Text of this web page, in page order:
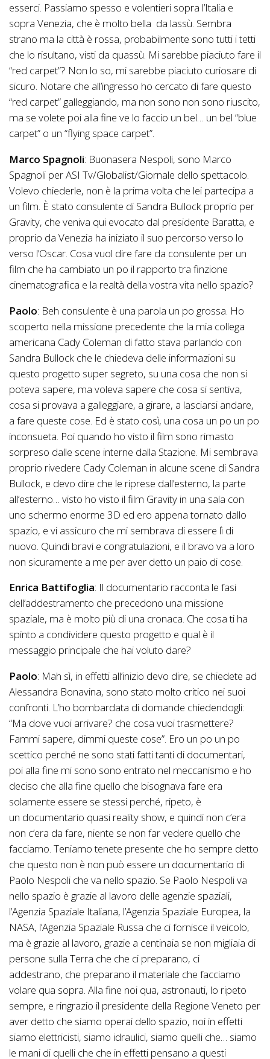
esserci. Passiamo spesso e volentieri sopra l’Italia e
sopra Venezia, che è molto bella da lassù. Sembra
strano ma la città è rossa, probabilmente sono tutti i tetti
che lo risultano, visti da quassù. Mi sarebbe piaciuto fare il
“red carpet”? Non lo so, mi sarebbe piaciuto curiosare di
sicuro. Notare che all’ingresso ho cercato di fare questo
“red carpet” galleggiando, ma non sono non sono riuscito,
ma se volete poi alla fine ve lo faccio un bel… un bel “blue
carpet” o un “flying space carpet”.
Marco Spagnoli: Buonasera Nespoli, sono Marco
Spagnoli per ASI Tv/Globalist/Giornale dello spettacolo.
Volevo chiederle, non è la prima volta che lei partecipa a
un film. È stato consulente di Sandra Bullock proprio per
Gravity, che veniva qui evocato dal presidente Baratta, e
proprio da Venezia ha iniziato il suo percorso verso lo
verso l’Oscar. Cosa vuol dire fare da consulente per un
film che ha cambiato un po il rapporto tra finzione
cinematografica e la realtà della vostra vita nello spazio?
Paolo: Beh consulente è una parola un po grossa. Ho
scoperto nella missione precedente che la mia collega
americana Cady Coleman di fatto stava parlando con
Sandra Bullock che le chiedeva delle informazioni su
questo progetto super segreto, su una cosa che non si
poteva sapere, ma voleva sapere che cosa si sentiva,
cosa si provava a galleggiare, a girare, a lasciarsi andare,
a fare queste cose. Ed è stato così, una cosa un po un po
inconsueta. Poi quando ho visto il film sono rimasto
sorpreso dalle scene interne dalla Stazione. Mi sembrava
proprio rivedere Cady Coleman in alcune scene di Sandra
Bullock, e devo dire che le riprese dall’esterno, la parte
all’esterno… visto ho visto il film Gravity in una sala con
uno schermo enorme 3D ed ero appena tornato dallo
spazio, e vi assicuro che mi sembrava di essere lì di
nuovo. Quindi bravi e congratulazioni, e il bravo va a loro
non sicuramente a me per aver detto un paio di cose.
Enrica Battifoglia: Il documentario racconta le fasi
dell’addestramento che precedono una missione
spaziale, ma è molto più di una cronaca. Che cosa ti ha
spinto a condividere questo progetto e qual è il
messaggio principale che hai voluto dare?
Paolo: Mah sì, in effetti all’inizio devo dire, se chiedete ad
Alessandra Bonavina, sono stato molto critico nei suoi
confronti. L’ho bombardata di domande chiedendogli:
“Ma dove vuoi arrivare? che cosa vuoi trasmettere?
Fammi sapere, dimmi queste cose”. Ero un po un po
scettico perché ne sono stati fatti tanti di documentari,
poi alla fine mi sono sono entrato nel meccanismo e ho
deciso che alla fine quello che bisognava fare era
solamente essere se stessi perché, ripeto, è
un documentario quasi reality show, e quindi non c’era
non c’era da fare, niente se non far vedere quello che
facciamo. Teniamo tenete presente che ho sempre detto
che questo non è non può essere un documentario di
Paolo Nespoli che va nello spazio. Se Paolo Nespoli va
nello spazio è grazie al lavoro delle agenzie spaziali,
l’Agenzia Spaziale Italiana, l’Agenzia Spaziale Europea, la
NASA, l’Agenzia Spaziale Russa che ci fornisce il veicolo,
ma è grazie al lavoro, grazie a centinaia se non migliaia di
persone sulla Terra che che ci preparano, ci
addestrano, che preparano il materiale che facciamo
volare qua sopra. Alla fine noi qua, astronauti, lo ripeto
sempre, e ringrazio il presidente della Regione Veneto per
aver detto che siamo operai dello spazio, noi in effetti
siamo elettricisti, siamo idraulici, siamo quelli che… siamo
le mani di quelli che che in effetti pensano a questi